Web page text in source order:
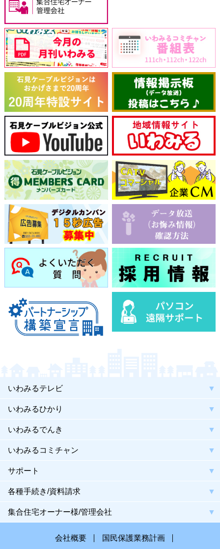
いわみるテレビ
いわみるひかり
いわみるでんき
いわみるコミチャン
サポート
各種手続き/資料請求
集合住宅オーナー様/管理会社
会社概要 国民保護業務計画